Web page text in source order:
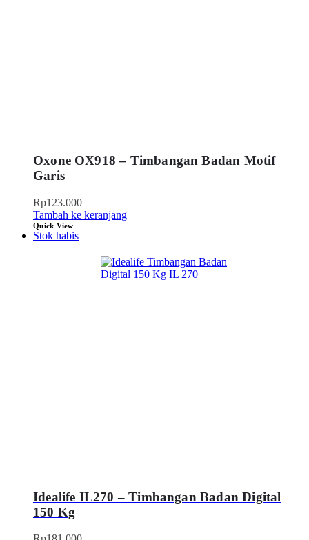
Oxone OX918 – Timbangan Badan Motif
Garis
Rp123.000
Tambah ke keranjang
Quick View
Stok habis
Idealife IL270 – Timbangan Badan Digital
150 Kg